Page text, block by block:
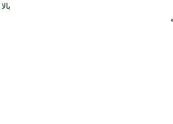
بالا 100 هزار تومان